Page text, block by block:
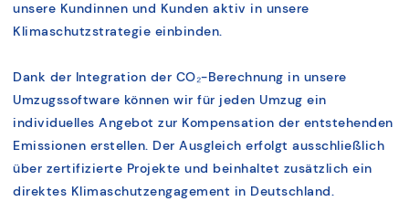
unsere Kundinnen und Kunden aktiv in unsere
Klimaschutzstrategie einbinden.
Dank der Integration der CO₂-Berechnung in unsere
Umzugssoftware können wir für jeden Umzug ein
individuelles Angebot zur Kompensation der entstehenden
Emissionen erstellen. Der Ausgleich erfolgt ausschließlich
über zertifizierte Projekte und beinhaltet zusätzlich ein
direktes Klimaschutzengagement in Deutschland.